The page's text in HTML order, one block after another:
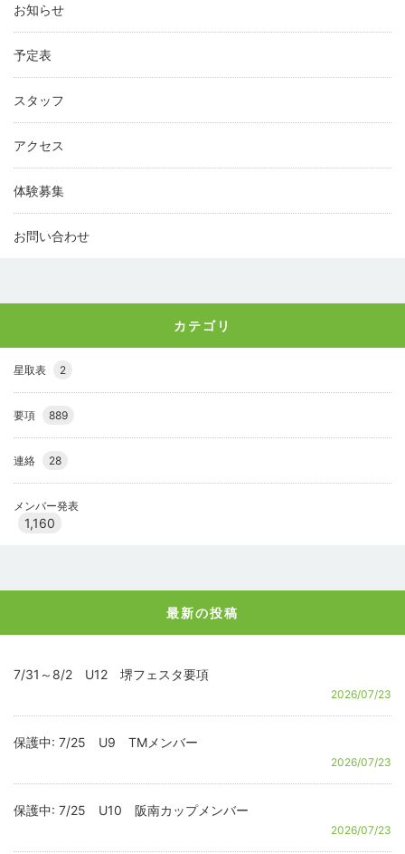
お知らせ
予定表
スタッフ
アクセス
体験募集
お問い合わせ
カテゴリ
星取表 2
要項 889
連絡 28
メンバー発表
1,160
最新の投稿
7/31～8/2 U12 堺フェスタ要項
2026/07/23
保護中: 7/25 U9 TMメンバー
2026/07/23
保護中: 7/25 U10 阪南カップメンバー
2026/07/23